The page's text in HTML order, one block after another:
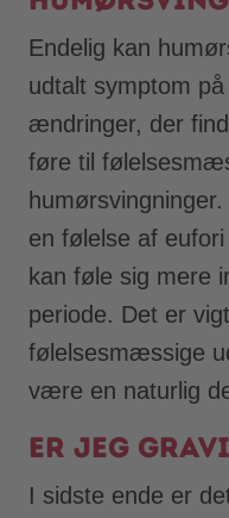
Endelig kan
udtalt symptom
ændringer, der
føre til
en følelse af
kan føle sig mere
periode. Det er
følelsesmæssige
være en naturlig
Er jeg
I sidste ende er